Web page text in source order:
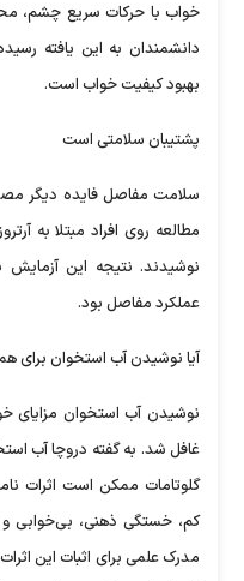
خواب با حرکات سریع چشم،
دانشمندان به این یافته
بهبود کیفیت خواب است.
پشتیبان سلامتی است
سلامت مفاصل فایده‌ دیگر
مطالعه روی افراد مبتلا به
نوشیدند. نتیجه‌ این آزمایش
عملکرد مفاصل بود.
آیا نوشیدن آب استخوان برای
نوشیدن آب استخوان مزایای
غافل شد. به گفته‌ دروچا آب
گلوتامات ممکن است اثرات
کم، خستگی ذهنی، بی‌خوابی و
مدرک علمی برای اثبات این